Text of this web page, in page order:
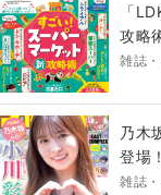
「
攻略
雑誌
乃木
登場
雑誌